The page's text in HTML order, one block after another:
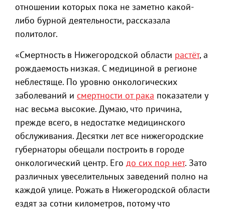
отношении которых пока не заметно какой-
либо бурной деятельности, рассказала
политолог.
«Смертность в Нижегородской области растёт, а
рождаемость низкая. С медициной в регионе
неблестяще. По уровню онкологических
заболеваний и смертности от рака показатели у
нас весьма высокие. Думаю, что причина,
прежде всего, в недостатке медицинского
обслуживания. Десятки лет все нижегородские
губернаторы обещали построить в городе
онкологический центр. Его до сих пор нет. Зато
различных увеселительных заведений полно на
каждой улице. Рожать в Нижегородской области
ездят за сотни километров, потому что